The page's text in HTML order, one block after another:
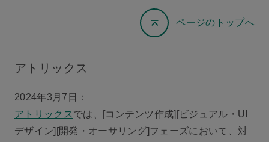
ページのトップへ
アトリックス
2024年3月7日：
アトリックス では、[コンテンツ作成][ビジュアル・UI
デザイン][開発・オーサリング]フェーズにおいて、対